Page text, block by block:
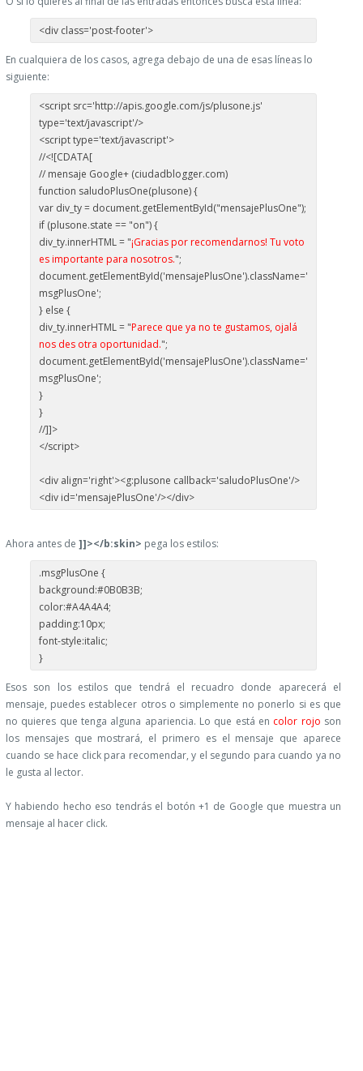
<div class='post-footer'>
En cualquiera de los casos, agrega debajo de una de esas líneas lo
siguiente:
<script src='http://apis.google.com/js/plusone.js'
type='text/javascript'/>
<script type='text/javascript'>
//<![CDATA[
// mensaje Google+ (ciudadblogger.com)
function saludoPlusOne(plusone) {
var div_ty = document.getElementById("mensajePlusOne");
if (plusone.state == "on") {
div_ty.innerHTML = "¡Gracias por recomendarnos! Tu voto
es importante para nosotros.";
document.getElementById('mensajePlusOne').className='
msgPlusOne';
} else {
div_ty.innerHTML = "Parece que ya no te gustamos, ojalá
nos des otra oportunidad.";
document.getElementById('mensajePlusOne').className='
msgPlusOne';
}
}
//]]>
</script>
<div align='right'><g:plusone callback='saludoPlusOne'/>
<div id='mensajePlusOne'/></div>
Ahora antes de ]]></b:skin> pega los estilos:
.msgPlusOne {
background:#0B0B3B;
color:#A4A4A4;
padding:10px;
font-style:italic;
}
Esos son los estilos que tendrá el recuadro donde aparecerá el
mensaje, puedes establecer otros o simplemente no ponerlo si es que
no quieres que tenga alguna apariencia. Lo que está en color rojo son
los mensajes que mostrará, el primero es el mensaje que aparece
cuando se hace click para recomendar, y el segundo para cuando ya no
le gusta al lector.
Y habiendo hecho eso tendrás el botón +1 de Google que muestra un
mensaje al hacer click.